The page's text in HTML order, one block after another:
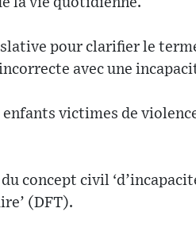
pour clarifier le
avec une
victimes de
concept civil
(DFT).